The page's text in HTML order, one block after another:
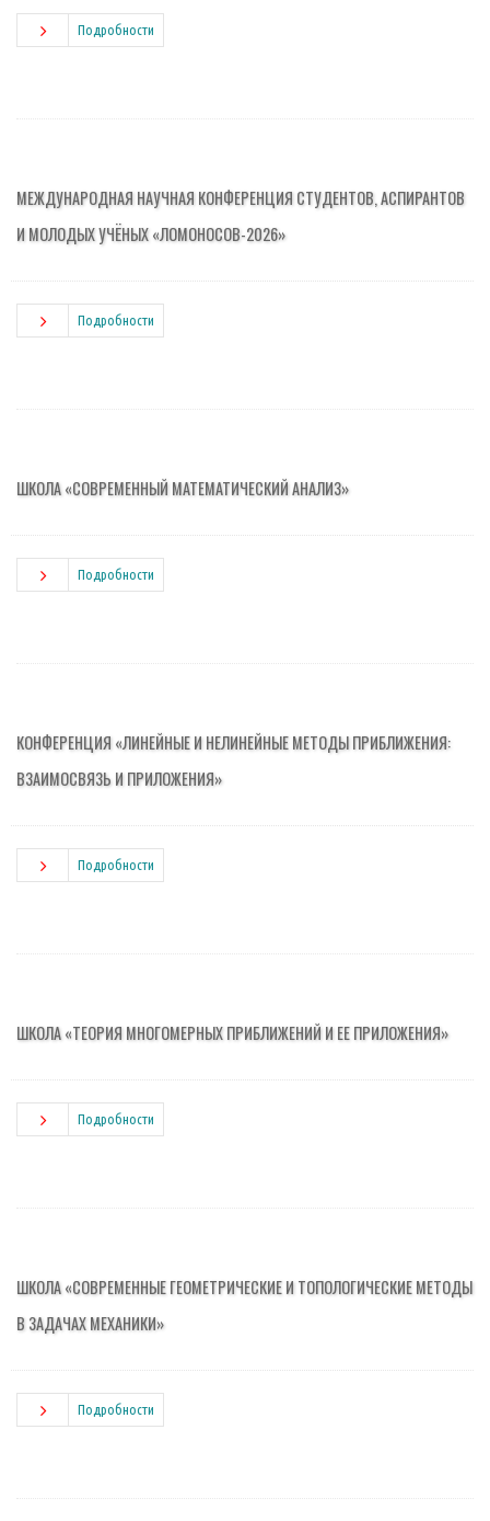
Подробности
МЕЖДУНАРОДНАЯ НАУЧНАЯ КОНФЕРЕНЦИЯ СТУДЕНТОВ, АСПИРАНТОВ
И МОЛОДЫХ УЧЁНЫХ «ЛОМОНОСОВ-2026»
Подробности
ШКОЛА «СОВРЕМЕННЫЙ МАТЕМАТИЧЕСКИЙ АНАЛИЗ»
Подробности
КОНФЕРЕНЦИЯ «ЛИНЕЙНЫЕ И НЕЛИНЕЙНЫЕ МЕТОДЫ ПРИБЛИЖЕНИЯ:
ВЗАИМОСВЯЗЬ И ПРИЛОЖЕНИЯ»
Подробности
ШКОЛА «ТЕОРИЯ МНОГОМЕРНЫХ ПРИБЛИЖЕНИЙ И ЕЕ ПРИЛОЖЕНИЯ»
Подробности
ШКОЛА «СОВРЕМЕННЫЕ ГЕОМЕТРИЧЕСКИЕ И ТОПОЛОГИЧЕСКИЕ МЕТОДЫ
В ЗАДАЧАХ МЕХАНИКИ»
Подробности